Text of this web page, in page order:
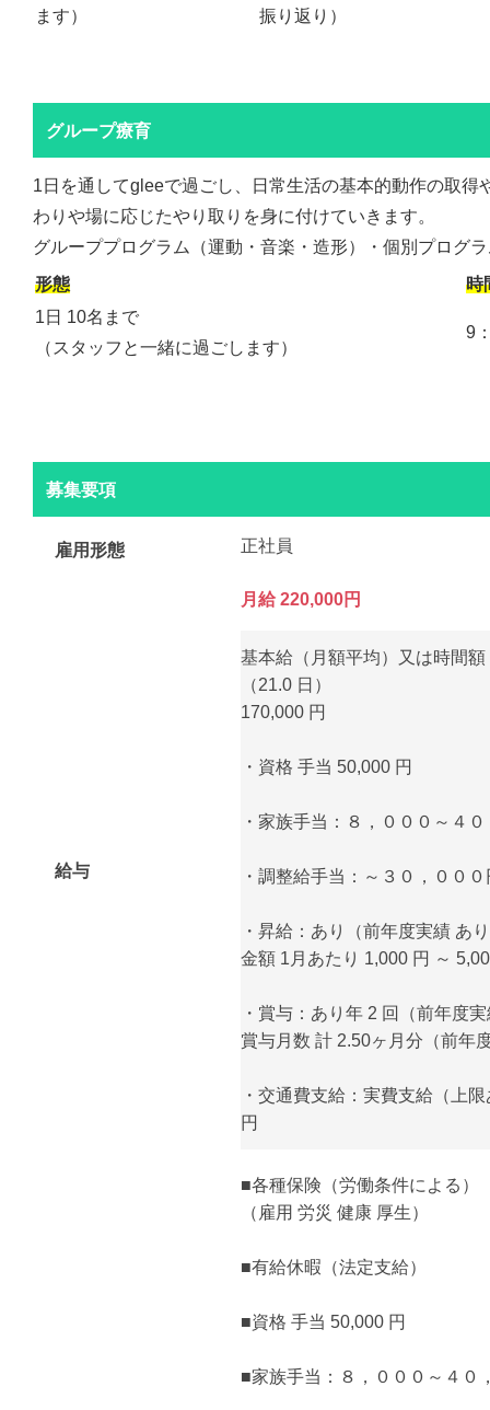
ます）
振り返り）
グループ療育
1日を通してgleeで過ごし、日常生活の基本的動作の取得
わりや場に応じたやり取りを身に付けていきます。
グループプログラム（運動・音楽・造形）・個別プログ
形態
時
1日 10名まで
（スタッフと一緒に過ごします）
9
募集要項
雇用形態 正社員
給与
月給 220,000円
基本給（月額平均）又は時間
（21.0 日）
170,000 円
・資格 手当 50,000 円
・家族手当：８，０００～４
・調整給手当：～３０，０００
・昇給：あり（前年度実績 あ
金額 1月あたり 1,000 円 ～
・賞与：あり年 2 回（前年度
賞与月数 計 2.50ヶ月分（前年
・交通費支給：実費支給（上
円
■各種保険（労働条件による）
（雇用 労災 健康 厚生）
■有給休暇（法定支給）
■資格 手当 50,000 円
■家族手当：８，０００～４０